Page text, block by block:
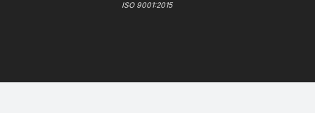
ISO 9001:2015